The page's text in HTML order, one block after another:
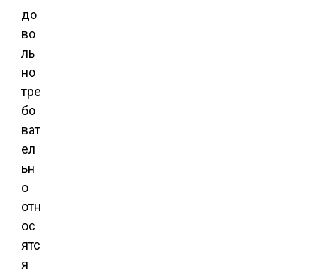
до
во
ль
но
тре
бо
ват
ел
ьн
о
отн
ос
ятс
я